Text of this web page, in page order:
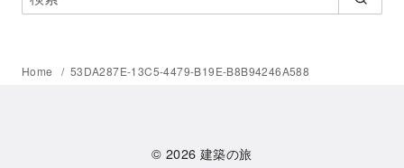
Home 53DA287E-13C5-4479-B19E-B8B94246A588
© 2026建築の旅